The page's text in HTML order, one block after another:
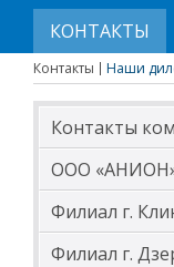
КОНТАКТЫ
Контакты Наши
Контакты
ООО
Филиал г.
Филиал г.